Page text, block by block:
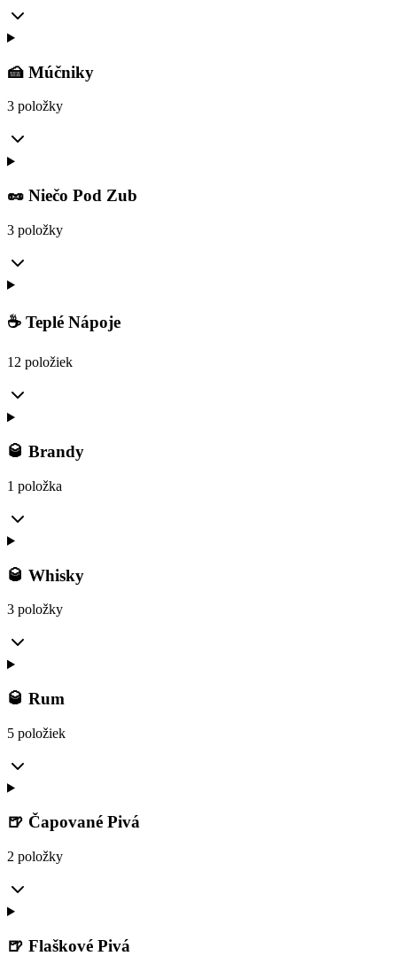
🍰 Múčniky
3 položky
🥜 Niečo Pod Zub
3 položky
☕ Teplé Nápoje
12 položiek
🥃 Brandy
1 položka
🥃 Whisky
3 položky
🥃 Rum
5 položiek
🍺 Čapované Pivá
2 položky
🍺 Flaškové Pivá